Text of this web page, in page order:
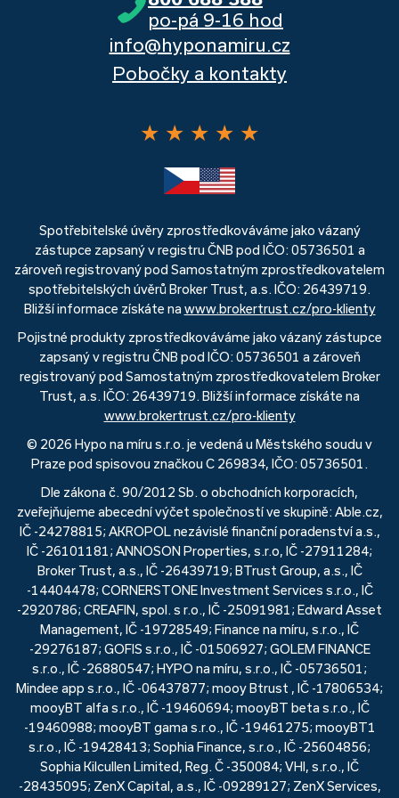
po-pá 9-16 hod
info@hyponamiru.cz
Pobočky a kontakty
★ ★ ★ ★ ★
Spotřebitelské úvěry zprostředkováváme jako vázaný
zástupce zapsaný v registru ČNB pod IČO: 05736501 a
zároveň registrovaný pod Samostatným zprostředkovatelem
spotřebitelských úvěrů Broker Trust, a.s. IČO: 26439719.
Bližší informace získáte na www.brokertrust.cz/pro-klienty
Pojistné produkty zprostředkováváme jako vázaný zástupce
zapsaný v registru ČNB pod IČO: 05736501 a zároveň
registrovaný pod Samostatným zprostředkovatelem Broker
Trust, a.s. IČO: 26439719. Bližší informace získáte na
www.brokertrust.cz/pro-klienty
© 2026 Hypo na míru s.r.o. je vedená u Městského soudu v
Praze pod spisovou značkou C 269834, IČO: 05736501.
Dle zákona č. 90/2012 Sb. o obchodních korporacích,
zveřejňujeme abecední výčet společností ve skupině: Able.cz,
IČ -24278815; AKROPOL nezávislé finanční poradenství a.s.,
IČ -26101181; ANNOSON Properties, s.r.o, IČ -27911284;
Broker Trust, a.s., IČ -26439719; BTrust Group, a.s., IČ
-14404478; CORNERSTONE Investment Services s.r.o., IČ
-2920786; CREAFIN, spol. s r.o., IČ -25091981; Edward Asset
Management, IČ -19728549; Finance na míru, s.r.o., IČ
-29276187; GOFIS s.r.o., IČ -01506927; GOLEM FINANCE
s.r.o., IČ -26880547; HYPO na míru, s.r.o., IČ -05736501;
Mindee app s.r.o., IČ -06437877; mooy Btrust , IČ -17806534;
mooyBT alfa s.r.o., IČ -19460694; mooyBT beta s.r.o., IČ
-19460988; mooyBT gama s.r.o., IČ -19461275; mooyBT1
s.r.o., IČ -19428413; Sophia Finance, s.r.o., IČ -25604856;
Sophia Kilcullen Limited, Reg. Č -350084; VHI, s.r.o., IČ
-28435095; ZenX Capital, a.s., IČ -09289127; ZenX Services,